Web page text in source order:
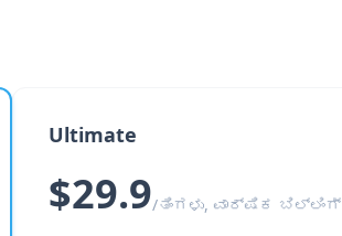
Ultimate
$29.9/ತಿಂಗಳು, ವಾರ್ಷಿಕ ಬಿಲ್ಲಿಂಗ್